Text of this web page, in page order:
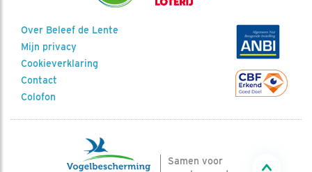
Over Beleef de Lente
Mijn privacy
Cookieverklaring
Contact
Colofon
Samen voor